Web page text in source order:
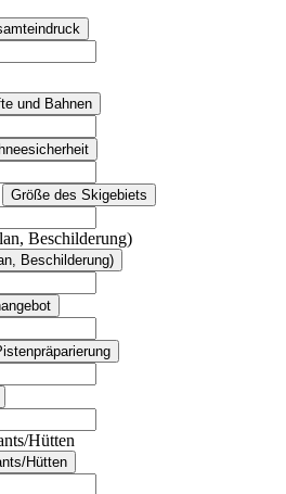
und Bahnen
Größe des Skigebiets
Beschilderung)
Beschilderung)
Hütten
Hütten